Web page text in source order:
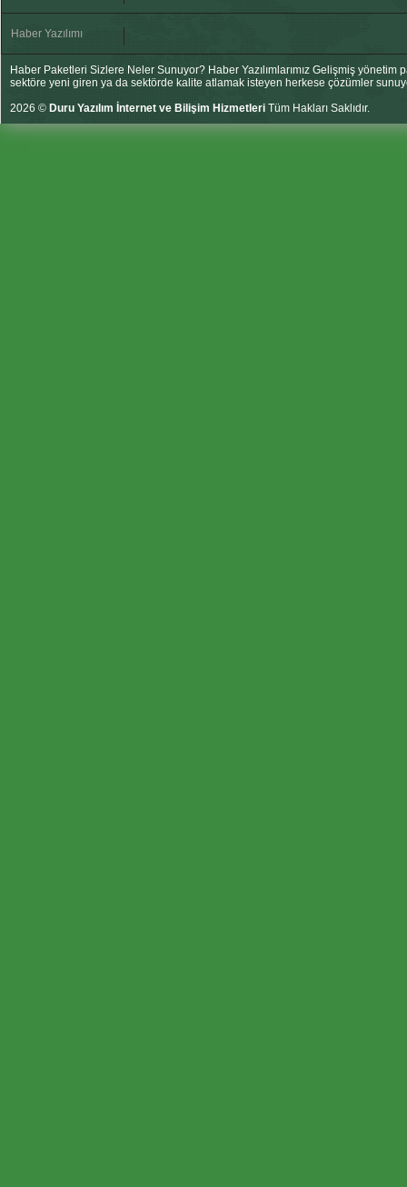
Haber Yazılımı
Haber Paketleri Sizlere Neler Sunuyor? Haber Yazılımlarımız Gelişmiş
sektöre yeni giren ya da sektörde kalite atlamak isteyen herkese çözümler
2026 © Duru Yazılım İnternet ve Bilişim Hizmetleri Tüm Hakları Saklıdır.